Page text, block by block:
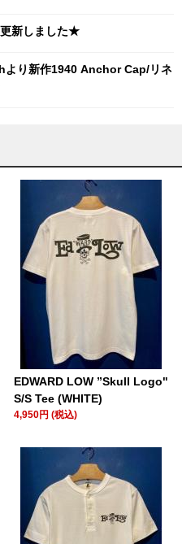
新しました★
り新作1940 Anchor Cap/リネ
EDWARD LOW ”Skull Logo"
S/S Tee (WHITE)
4,950円 (税込)